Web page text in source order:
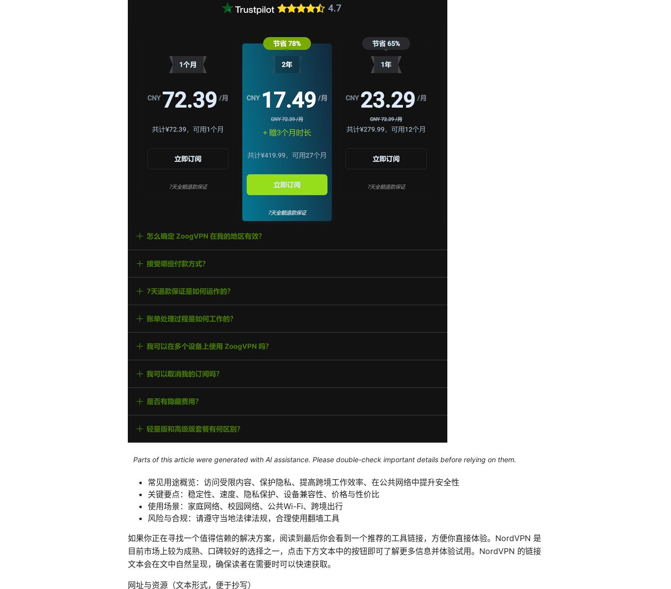
Parts of this article were generated with AI assistance. Please double-check important details before relying on them.
常见用途概览：访问受限内容、保护隐私、提高跨境工作效率、在公共网络中提升安全性
关键要点：稳定性、速度、隐私保护、设备兼容性、价格与性价比
使用场景：家庭网络、校园网络、公共Wi-Fi、跨境出行
风险与合规：请遵守当地法律法规，合理使用翻墙工具
如果你正在寻找一个值得信赖的解决方案，阅读到最后你会看到一个推荐的工具链接，方便你直接体验。NordVPN 是
目前市场上较为成熟、口碑较好的选择之一，点击下方文本中的按钮即可了解更多信息并体验试用。NordVPN 的链接
文本会在文中自然呈现，确保读者在需要时可以快速获取。
网址与资源（文本形式，便于抄写）